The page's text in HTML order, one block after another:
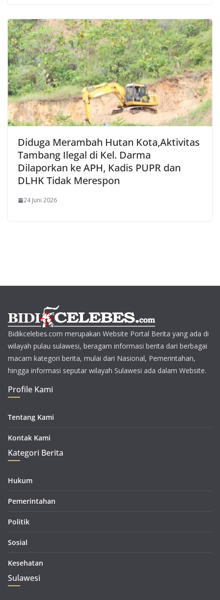
Diduga Merambah Hutan Kota,Aktivitas
Tambang Ilegal di Kel. Darma
Dilaporkan ke APH, Kadis PUPR dan
DLHK Tidak Merespon
24 Juni 2026
Bidikcelebes.com merupakan Website Portal Berita yang ada di
wilayah pulau sulawesi, beragam informasi berita dari berbagai
macam kategori berita, mulai dari Nasional, Pemerintahan,
hingga informasi seputar wilayah Sulawesi ada dalam Website.
Profile Kami
Tentang Kami
Kontak Kami
Kategori Berita
Hukum
Pemerintahan
Politik
Sosial
Kesehatan
Sulawesi